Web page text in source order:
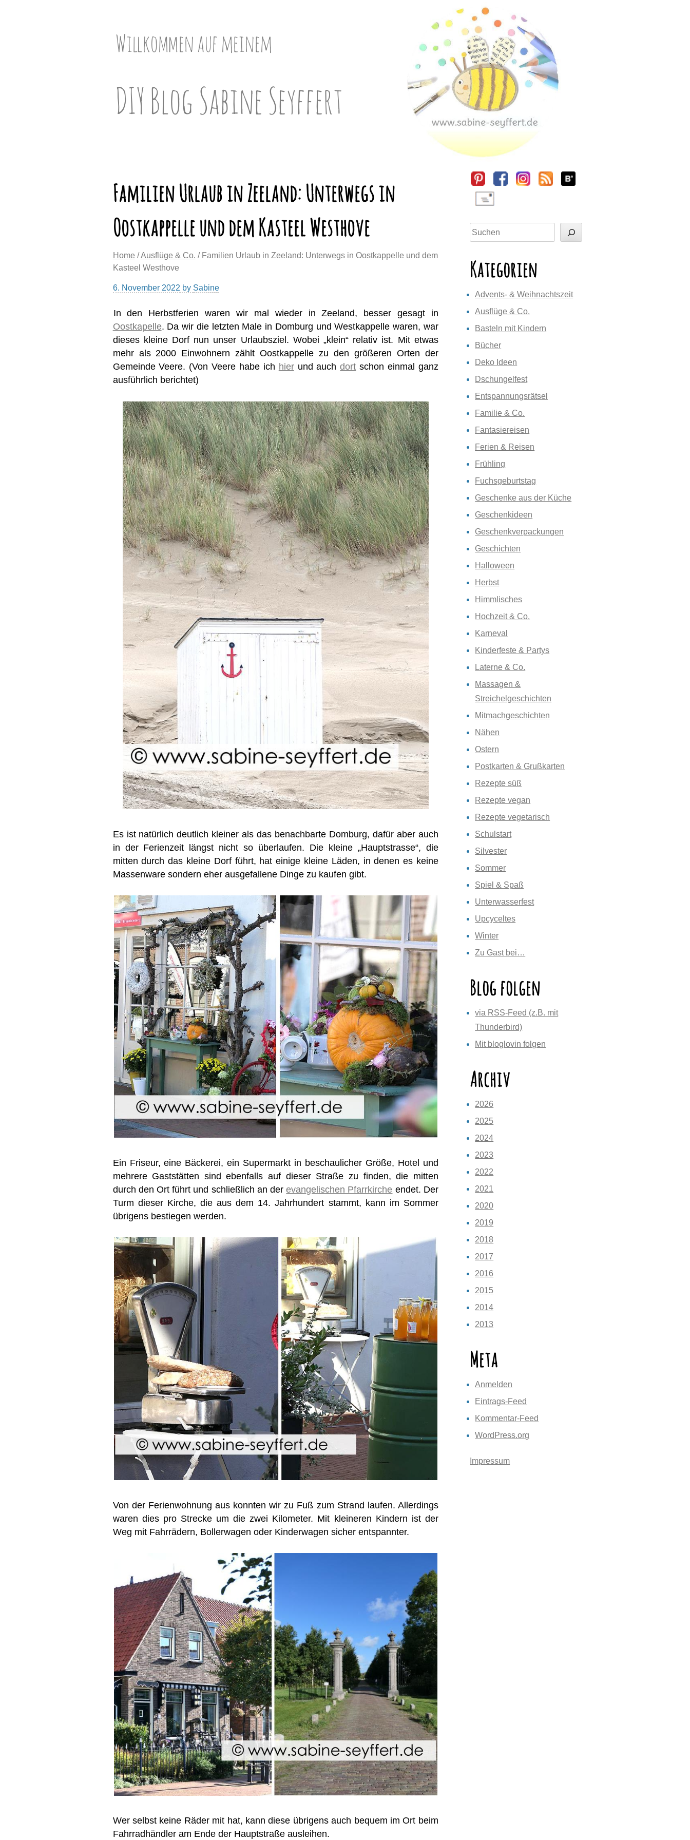
Willkommen auf meinem
DIY Blog Sabine Seyffert
Familien Urlaub in Zeeland: Unterwegs in
Oostkappelle und dem Kasteel Westhove
Home /Ausflüge & Co. / Familien Urlaub in Zeeland: Unterwegs in Oostkappelle und dem
Kasteel Westhove
6. November 2022 by Sabine
In den Herbstferien waren wir mal wieder in Zeeland, besser gesagt in
Oostkapelle. Da wir die letzten Male in Domburg und Westkappelle waren, war
dieses kleine Dorf nun unser Urlaubsziel. Wobei „klein“ relativ ist. Mit etwas
mehr als 2000 Einwohnern zählt Oostkappelle zu den größeren Orten der
Gemeinde Veere. (Von Veere habe ich hierund auchdort schon einmal ganz
ausführlich berichtet)
Es ist natürlich deutlich kleiner als das benachbarte Domburg, dafür aber auch
in der Ferienzeit längst nicht so überlaufen. Die kleine „Hauptstrasse“, die
mitten durch das kleine Dorf führt, hat einige kleine Läden, in denen es keine
Massenware sondern eher ausgefallene Dinge zu kaufen gibt.
Ein Friseur, eine Bäckerei, ein Supermarkt in beschaulicher Größe, Hotel und
mehrere Gaststätten sind ebenfalls auf dieser Straße zu finden, die mitten
durch den Ort führt und schließlich an derevangelischen Pfarrkirche endet. Der
Turm dieser Kirche, die aus dem 14. Jahrhundert stammt, kann im Sommer
übrigens bestiegen werden.
Von der Ferienwohnung aus konnten wir zu Fuß zum Strand laufen. Allerdings
waren dies pro Strecke um die zwei Kilometer. Mit kleineren Kindern ist der
Weg mit Fahrrädern, Bollerwagen oder Kinderwagen sicher entspannter.
Wer selbst keine Räder mit hat, kann diese übrigens auch bequem im Ort beim
Fahrradhändler am Ende der Hauptstraße ausleihen.
Sidebar
Suchen
Kategorien
Advents- & Weihnachtszeit
Ausflüge & Co.
Basteln mit Kindern
Bücher
Deko Ideen
Dschungelfest
Entspannungsrätsel
Familie & Co.
Fantasiereisen
Ferien & Reisen
Frühling
Fuchsgeburtstag
Geschenke aus der Küche
Geschenkideen
Geschenkverpackungen
Geschichten
Halloween
Herbst
Himmlisches
Hochzeit & Co.
Karneval
Kinderfeste & Partys
Laterne & Co.
Massagen &
Streichelgeschichten
Mitmachgeschichten
Nähen
Ostern
Postkarten & Grußkarten
Rezepte süß
Rezepte vegan
Rezepte vegetarisch
Schulstart
Silvester
Sommer
Spiel & Spaß
Unterwasserfest
Upcyceltes
Winter
Zu Gast bei…
Blog folgen
via RSS-Feed (z.B. mit
Thunderbird)
Mit bloglovin folgen
Archiv
2026
2025
2024
2023
2022
2021
2020
2019
2018
2017
2016
2015
2014
2013
Meta
Anmelden
Eintrags-Feed
Kommentar-Feed
WordPress.org
Impressum